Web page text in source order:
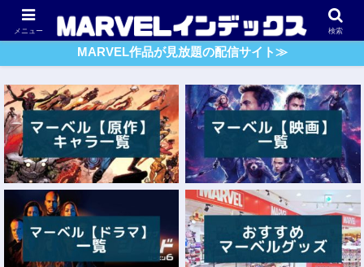
アベンジャーズ スパイダーマン ガーディアンズ・O・G
MARVEL作品が見放題の配信サイト≫
メニュー 検索